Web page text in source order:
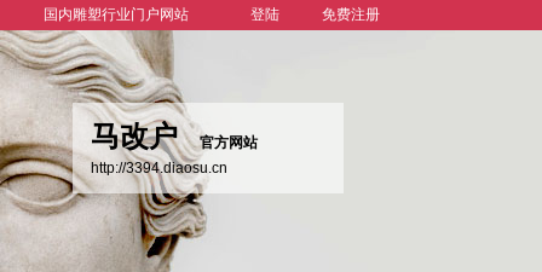
国内雕塑行业门户网站 登陆 免费注册
马改户
官方网站
http://3394.diaosu.cn